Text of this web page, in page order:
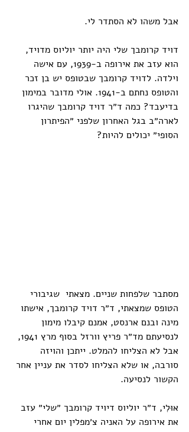
אבל משהו לא הסתדר לי.
דויד קרומבך שלי היה יותר יוליוס מדויד,
הוא עזב את אירופה ב-1939, עם אישה
וילדה. לדויד קרומבך שבטופס יש בן זכר
והטופס נחתם ב-1941. אולי מדובר במימון
בדיעבד? כמה ד״ר דויד קרומבך שהיגרו
לארה״ב בגל האחרון שלפני ״הפיתרון
הסופי״ יכולים להיות?
מסתבר שלפחות שניים. מצאתי  שגיבורי
הטופס שמצאתי, ד״ר דויד קרומבך, אישתו
מינה ובנם ארנסט, אמנם קיבלו מימון
לנסיעתם מד״ר פריץ וורזל בסוף מרץ 1941,
אבל לא הצליחו להמלט. ייתכן והויזה
סורבה, או שלא הצליחו לסדר את עניין אחר
הקשור לנסיעה.
אוּלִי, ד״ר יוליוס דיויד קרומבך ״שלי״ עזב
את אירופה על האניה צ׳מפלין יום אחרי